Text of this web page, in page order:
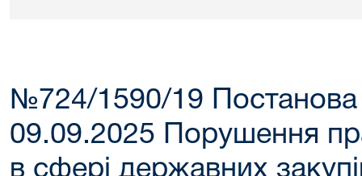
№724/1590/19
09.09.2025 Порушення
в сфері державних